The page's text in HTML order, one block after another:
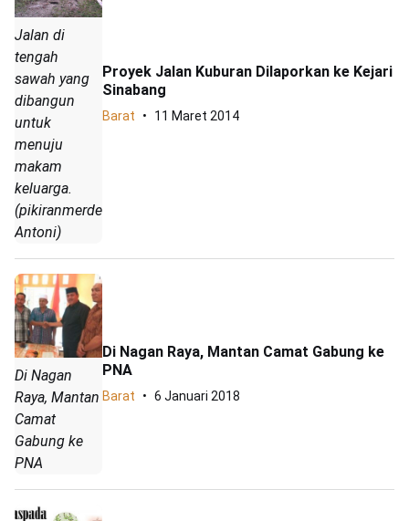
Jalan di
tengah
sawah yang
dibangun
untuk
menuju
makam
keluarga.
(pikiranmerdeka.com/Saptian
Antoni)
Proyek Jalan Kuburan Dilaporkan ke Kejari
Sinabang
Barat 11 Maret 2014
Di Nagan
Raya, Mantan
Camat
Gabung ke
PNA
Di Nagan Raya, Mantan Camat Gabung ke
PNA
Barat 6 Januari 2018